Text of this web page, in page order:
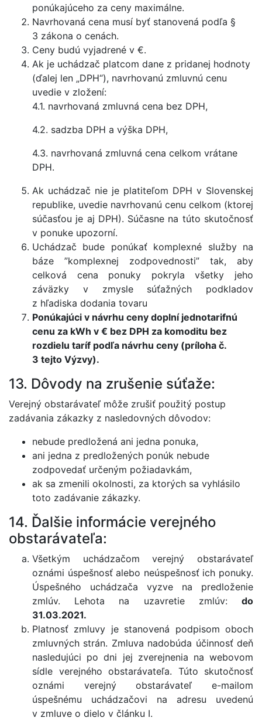
ponúkajúceho za ceny maximálne.
Navrhovaná cena musí byť stanovená podľa §
3 zákona o cenách.
Ceny budú vyjadrené v €.
Ak je uchádzač platcom dane z pridanej hodnoty
(ďalej len „DPH“), navrhovanú zmluvnú cenu
uvedie v zložení:
4.1. navrhovaná zmluvná cena bez DPH,
4.2. sadzba DPH a výška DPH,
4.3. navrhovaná zmluvná cena celkom vrátane
DPH.
Ak uchádzač nie je platiteľom DPH v Slovenskej
republike, uvedie navrhovanú cenu celkom (ktorej
súčasťou je aj DPH). Súčasne na túto skutočnosť
v ponuke upozorní.
Uchádzač bude ponúkať komplexné služby na
báze ”komplexnej zodpovednosti” tak, aby
celková cena ponuky pokryla všetky jeho
záväzky v zmysle súťažných podkladov
z hľadiska dodania tovaru
Ponúkajúci v návrhu ceny doplní jednotarifnú
cenu za kWh v € bez DPH za komoditu bez
rozdielu taríf podľa návrhu ceny (príloha č.
3 tejto Výzvy).
13. Dôvody na zrušenie súťaže:
Verejný obstarávateľ môže zrušiť použitý postup
zadávania zákazky z nasledovných dôvodov:
nebude predložená ani jedna ponuka,
ani jedna z predložených ponúk nebude
zodpovedať určeným požiadavkám,
ak sa zmenili okolnosti, za ktorých sa vyhlásilo
toto zadávanie zákazky.
14. Ďalšie informácie verejného
obstarávateľa:
Všetkým uchádzačom verejný obstarávateľ
oznámi úspešnosť alebo neúspešnosť ich ponuky.
Úspešného uchádzača vyzve na predloženie
zmlúv. Lehota na uzavretie zmlúv: do
31.03.2021.
Platnosť zmluvy je stanovená podpisom oboch
zmluvných strán. Zmluva nadobúda účinnosť deň
nasledujúci po dni jej zverejnenia na webovom
sídle verejného obstarávateľa. Túto skutočnosť
oznámi verejný obstarávateľ e-mailom
úspešnému uchádzačovi na adresu uvedenú
v zmluve o dielo v článku I.